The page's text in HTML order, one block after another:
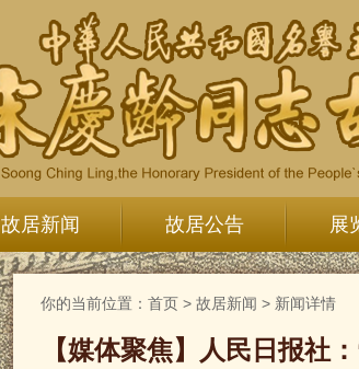
故居新闻 故居公告 展
你的当前位置： 首页 > 故居新闻 > 新闻详情
【媒体聚焦】人民日报社